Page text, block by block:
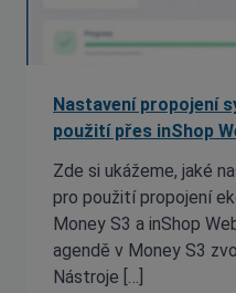
Nastavení propojení
použití přes inShop
Zde si ukážeme, jaké
pro použití propojení
Money S3 a inShop
agendě v Money S3
Nástroje […]